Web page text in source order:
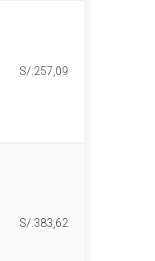
S/.257,09
S/.383,62